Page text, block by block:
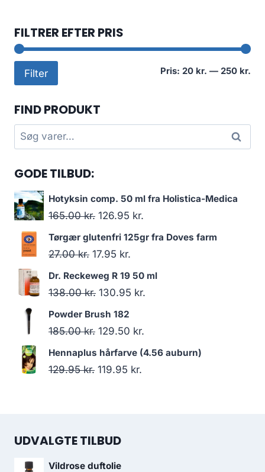
FILTRER EFTER PRIS
Filter Pris: 20 kr. — 250 kr.
FIND PRODUKT
Søg
efter:
Søg
GODE TILBUD:
Hotyksin comp. 50 ml fra Holistica-Medica
165.00kr. Den
oprindelige
pris
165.00 kr..
126.95 kr.
aktuelle
Tørgær glutenfri 125gr fra Doves farm
27.00kr. Den
oprindelige
pris
27.00 kr..
17.95 kr.
aktuelle
pris
17.95 kr..
Dr. Reckeweg R 19 50 ml
138.00kr. Den
oprindelige
pris
138.00 kr..
130.95 kr.
Powder Brush 182
185.00kr. Den
oprindelige
pris
129.50 kr.
aktuelle
Hennaplus hårfarve (4.56 auburn)
129.95kr. Den
129.95 kr..
119.95 kr.
UDVALGTE TILBUD
Vildrose duftolie